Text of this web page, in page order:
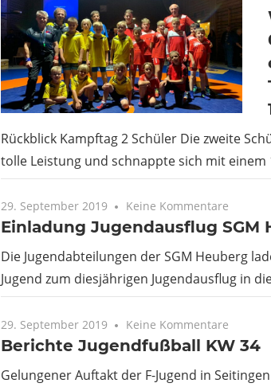
Rückblick Kampftag 2 Schüler Die zweite
tolle Leistung und schnappte sich mit einem
29. September 2019 Keine Kommentare
Einladung Jugendausflug SGM
Die Jugendabteilungen der SGM Heuberg
Jugend zum diesjährigen Jugendausflug in
29. September 2019 Keine Kommentare
Berichte Jugendfußball KW 34
Gelungener Auftakt der F-Jugend in